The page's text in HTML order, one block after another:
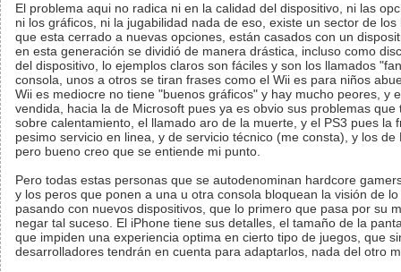
El problema aqui no radica ni en la calidad del dispositivo, ni las
ni los gráficos, ni la jugabilidad nada de eso, existe un sector de
que esta cerrado a nuevas opciones, están casados con un
en esta generación se dividió de manera drástica, incluso como
del dispositivo, lo ejemplos claros son fáciles y son los llamados
consola, unos a otros se tiran frases como el Wii es para niños
Wii es mediocre no tiene "buenos gráficos" y hay mucho peores, y
vendida, hacia la de Microsoft pues ya es obvio sus problemas que
sobre calentamiento, el llamado aro de la muerte, y el PS3 pues la
pesimo servicio en linea, y de servicio técnico (me consta), y los de
pero bueno creo que se entiende mi punto.
Pero todas estas personas que se autodenominan hardcore
y los peros que ponen a una u otra consola bloquean la visión de
pasando con nuevos dispositivos, que lo primero que pasa por su
negar tal suceso. El iPhone tiene sus detalles, el tamaño de la
que impiden una experiencia optima en cierto tipo de juegos, que
desarrolladores tendrán en cuenta para adaptarlos, nada del otro